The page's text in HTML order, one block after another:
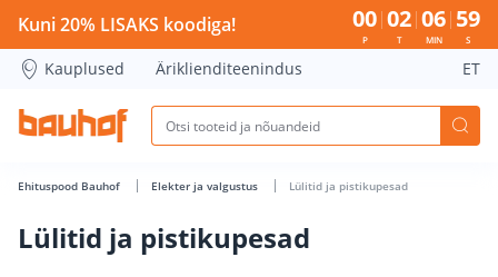
Lülitid ja pistikupesad - Bauhof has loaded
Kuni 20% LISAKS koodiga! 00
P
02
T
06
MIN
58
S
Kauplused Äriklienditeenindus ET
Ehituspood Bauhof Elekter ja valgustus Lülitid ja pistikupesad
Lülitid ja pistikupesad